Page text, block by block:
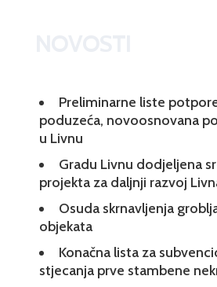
Preliminarne liste
poduzeća, novoosnovana
u Livnu
Gradu Livnu dodjeljena
projekta za daljnji razvoj
Osuda skrnavljenja
objekata
Konačna lista za
stjecanja prve stambene